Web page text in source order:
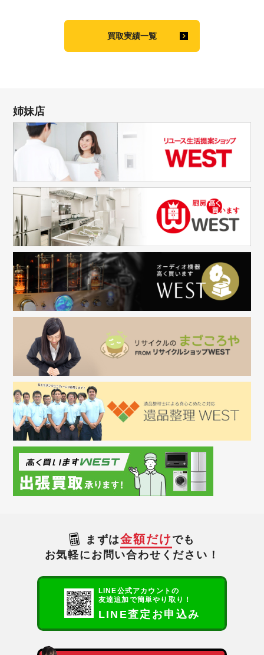
買取実績一覧
姉妹店
まずは金額だけ でも
お気軽にお問い合わせください！
LINE公式アカウントの
友達追加で簡単やり取り！
LINE査定お申込み